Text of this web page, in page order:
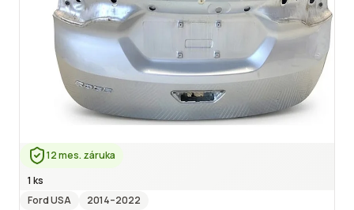
12 mes. záruka
1 ks
Ford USA
2014–2022